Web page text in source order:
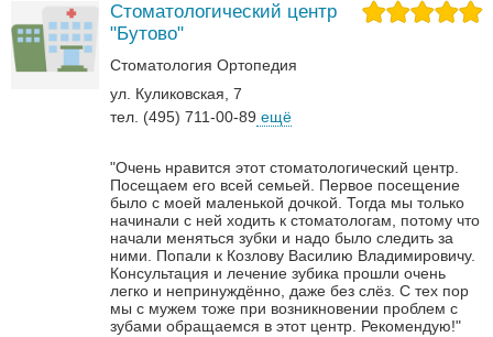
Стоматологический центр
"Бутово"
Стоматология Ортопедия‎
ул. Куликовская, 7
тел. (495) 711-00-89 ещё
"Очень нравится этот стоматологический центр.
Посещаем его всей семьей. Первое посещение
было с моей маленькой дочкой. Тогда мы только
начинали с ней ходить к стоматологам, потому что
начали меняться зубки и надо было следить за
ними. Попали к Козлову Василию Владимировичу.
Консультация и лечение зубика прошли очень
легко и непринуждённо, даже без слёз. С тех пор
мы с мужем тоже при возникновении проблем с
зубами обращаемся в этот центр. Рекомендую!"